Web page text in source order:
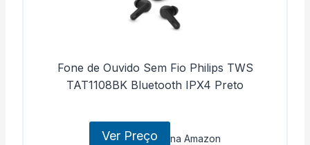
Fone de Ouvido Sem Fio Philips TWS
TAT1108BK Bluetooth IPX4 Preto
Ver Preço na Amazon